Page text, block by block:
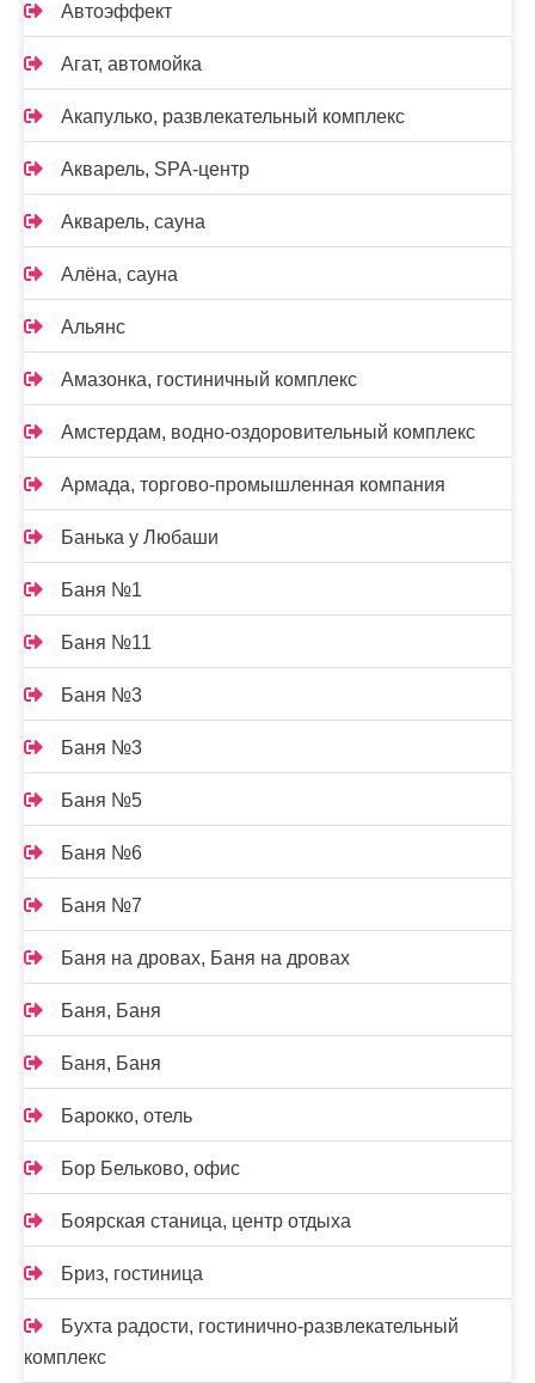
Автоэффект
Агат, автомойка
Акапулько, развлекательный комплекс
Акварель, SPA-центр
Акварель, сауна
Алёна, сауна
Альянс
Амазонка, гостиничный комплекс
Амстердам, водно-оздоровительный комплекс
Армада, торгово-промышленная компания
Банька у Любаши
Баня №1
Баня №11
Баня №3
Баня №3
Баня №5
Баня №6
Баня №7
Баня на дровах, Баня на дровах
Баня, Баня
Баня, Баня
Барокко, отель
Бор Бельково, офис
Боярская станица, центр отдыха
Бриз, гостиница
Бухта радости, гостинично-развлекательный
комплекс